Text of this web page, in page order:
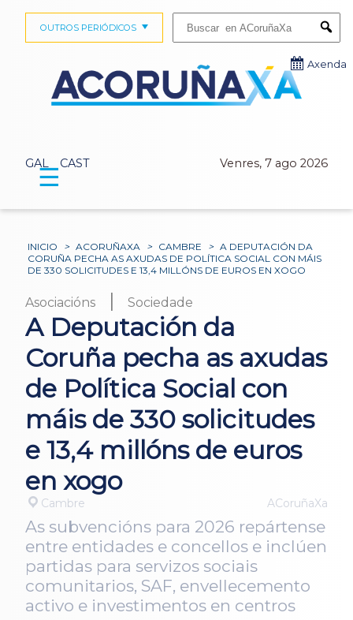
GAL CAST Venres, 7 ago 2026
OUTROS PERIÓDICOS
Axenda
☰
INICIO > ACORUÑAXA > CAMBRE > A DEPUTACIÓN DA
CORUÑA PECHA AS AXUDAS DE POLÍTICA SOCIAL CON MÁIS
DE 330 SOLICITUDES E 13,4 MILLÓNS DE EUROS EN XOGO
Asociacións | Sociedade
A Deputación da
Coruña pecha as axudas
de Política Social con
máis de 330 solicitudes
e 13,4 millóns de euros
en xogo
Cambre ACoruñaXa
As subvencións para 2026 repártense
entre entidades e concellos e inclúen
partidas para servizos sociais
comunitarios, SAF, envellecemento
activo e investimentos en centros